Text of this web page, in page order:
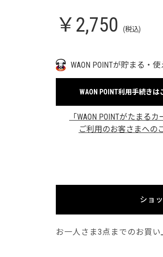
￥2,750 (税込)
WAON POINTが貯まる・使
WAON POINT利用手続きは
「WAON POINTがたまる
ご利用のお客さまへの
ショ
お一人さま3点までのお買い